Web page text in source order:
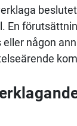
En
någon